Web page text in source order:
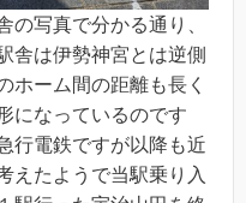
の写真で分かる通り、
舎は伊勢神宮とは逆側
ホーム間の距離も長く
になっているのです
行電鉄ですが以降も近
えたようで当駅乗り入